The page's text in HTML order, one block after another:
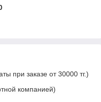
при заказе от 30000 тг.)
компанией)